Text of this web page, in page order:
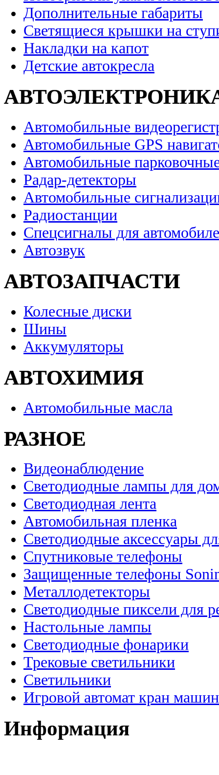
Дополнительные габариты
Светящиеся крышки на
Накладки на капот
Детские автокресла
Автомобильные
Автомобильные GPS
Автомобильные
Радар-детекторы
Автомобильные
Радиостанции
Спецсигналы для
Автозвук
АВТОЗАПЧАСТИ
Колесные диски
Шины
Аккумуляторы
АВТОХИМИЯ
Автомобильные масла
РАЗНОЕ
Видеонаблюдение
Светодиодные лампы для
Светодиодная лента
Автомобильная пленка
Светодиодные аксессуары
Спутниковые телефоны
Защищенные телефоны
Металлодетекторы
Светодиодные пиксели для
Настольные лампы
Светодиодные фонарики
Трековые светильники
Светильники
Игровой автомат кран
Информация